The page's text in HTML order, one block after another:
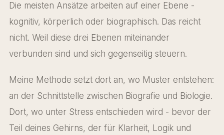
Die meisten Ansätze arbeiten auf einer Ebene -
kognitiv, körperlich oder biographisch. Das reicht
nicht. Weil diese drei Ebenen miteinander
verbunden sind und sich gegenseitig steuern.
Meine Methode setzt dort an, wo Muster entstehen:
an der Schnittstelle zwischen Biografie und Biologie.
Dort, wo unter Stress entschieden wird - bevor der
Teil deines Gehirns, der für Klarheit, Logik und